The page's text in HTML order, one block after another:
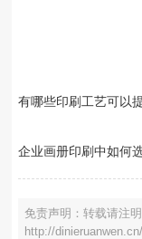
有哪些印刷工艺可以
企业画册印刷中如何
免责声明：转载请注明
http://